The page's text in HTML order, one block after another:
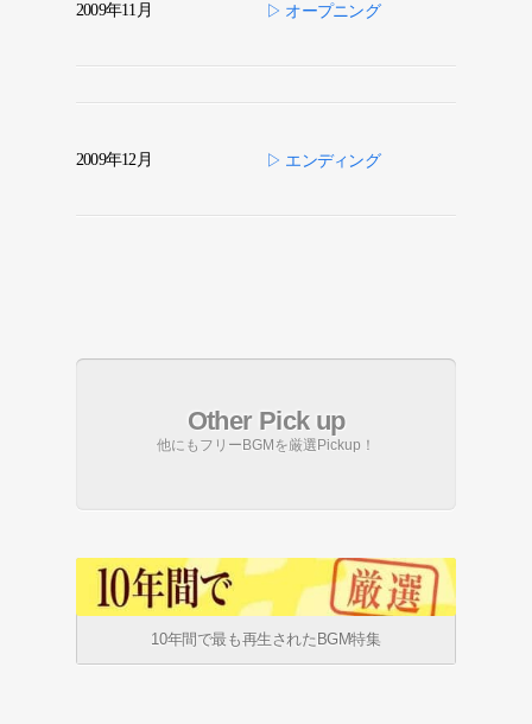
2009年11月 ▷ オープニング
2009年12月 ▷ エンディング
Other Pick up
他にもフリーBGMを厳選Pickup！
10年間で最も再生されたBGM特集